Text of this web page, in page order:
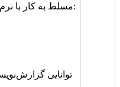
مسلط به کار با
توانایی